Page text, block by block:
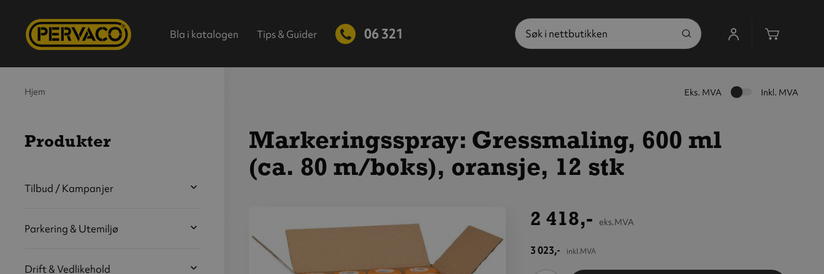
Bla i katalogen Tips & Guider 06 321
Søk
Eks. MVA Inkl. MVA
Markeringsspray: Gressmaling, 600 ml
(ca. 80 m/boks), oransje, 12 stk
større
bilde
2 418,- eks.MVA
3 023,- inkl.MVA
Hjem
Produkter
Hjem
Tilbud / Kampanjer
Parkering & Utemiljø
Drift & Vedlikehold